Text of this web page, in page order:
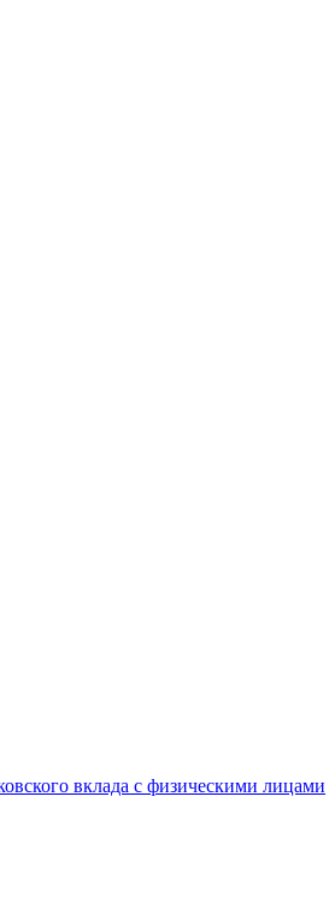
вклада с физическими лицами